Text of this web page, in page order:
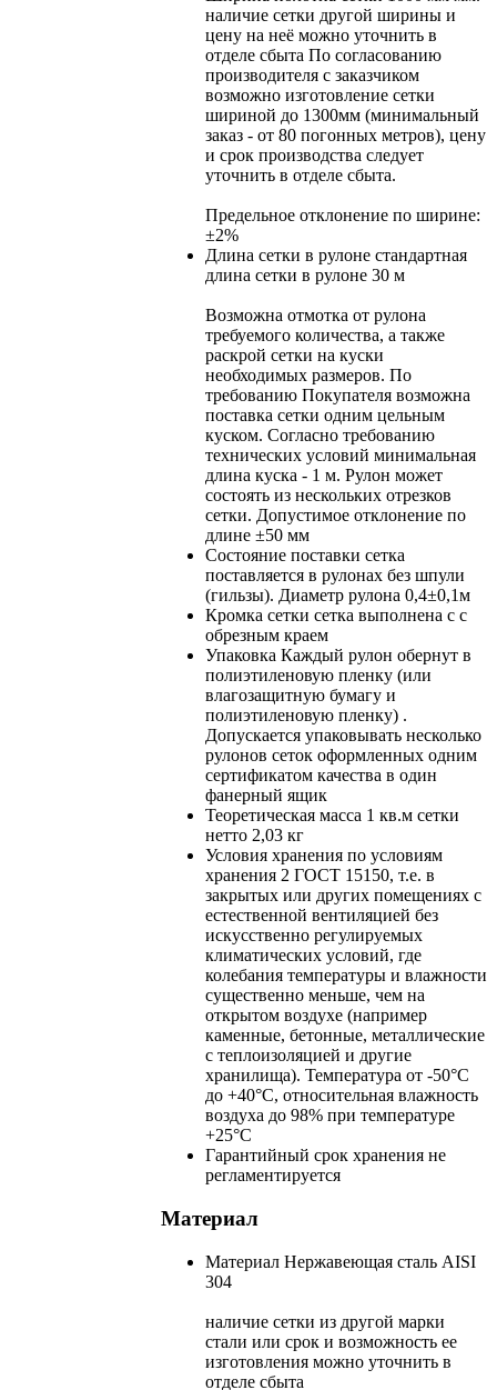
наличие сетки другой ширины и
цену на неё можно уточнить в
отделе сбыта По согласованию
производителя с заказчиком
возможно изготовление сетки
шириной до 1300мм (минимальный
заказ - от 80 погонных метров), цену
и срок производства следует
уточнить в отделе сбыта.
Предельное отклонение по ширине:
±2%
Длина сетки в рулоне стандартная
длина сетки в рулоне 30 м
Возможна отмотка от рулона
требуемого количества, а также
раскрой сетки на куски
необходимых размеров. По
требованию Покупателя возможна
поставка сетки одним цельным
куском. Согласно требованию
технических условий минимальная
длина куска - 1 м. Рулон может
состоять из нескольких отрезков
сетки. Допустимое отклонение по
длине ±50 мм
Состояние поставки сетка
поставляется в рулонах без шпули
(гильзы). Диаметр рулона 0,4±0,1м
Кромка сетки сетка выполнена с с
обрезным краем
Упаковка Каждый рулон обернут в
полиэтиленовую пленку (или
влагозащитную бумагу и
полиэтиленовую пленку) .
Допускается упаковывать несколько
рулонов сеток оформленных одним
сертификатом качества в один
фанерный ящик
Теоретическая масса 1 кв.м сетки
нетто 2,03 кг
Условия хранения по условиям
хранения 2 ГОСТ 15150, т.е. в
закрытых или других помещениях с
естественной вентиляцией без
искусственно регулируемых
климатических условий, где
колебания температуры и влажности
существенно меньше, чем на
открытом воздухе (например
каменные, бетонные, металлические
с теплоизоляцией и другие
хранилища). Температура от -50°С
до +40°С, относительная влажность
воздуха до 98% при температуре
+25°С
Гарантийный срок хранения не
регламентируется
Материал
Материал Нержавеющая сталь AISI
304
наличие сетки из другой марки
стали или срок и возможность ее
изготовления можно уточнить в
отделе сбыта